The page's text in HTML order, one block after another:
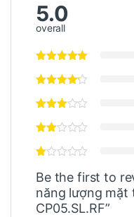
5.0
overall
Be the first to
năng lượng mặt
CP05.SL.RF”